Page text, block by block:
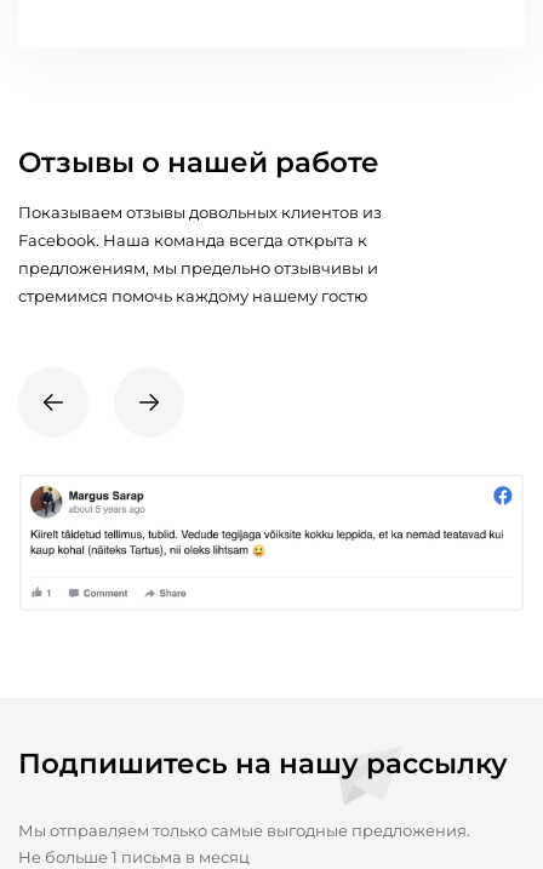
Отзывы о нашей работе
Показываем отзывы довольных клиентов из
Facebook. Наша команда всегда открыта к
предложениям, мы предельно отзывчивы и
стремимся помочь каждому нашему гостю
Подпишитесь на нашу рассылку
Мы отправляем только самые выгодные предложения.
Не больше 1 письма в месяц